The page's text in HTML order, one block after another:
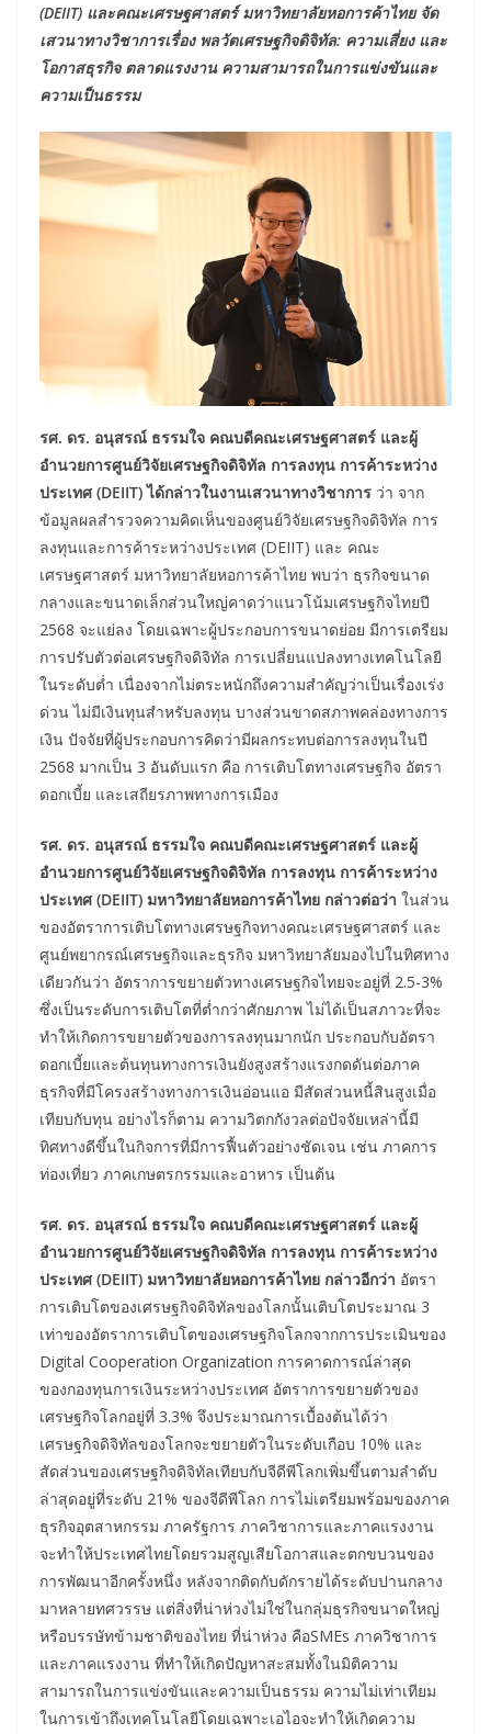
(DEIIT) และคณะเศรษฐศาสตร์ มหาวิทยาลัยหอการค้าไทย จัด
เสวนาทางวิชาการเรื่อง พลวัตเศรษฐกิจดิจิทัล: ความเสี่ยง และ
โอกาสธุรกิจ ตลาดแรงงาน ความสามารถในการแข่งขันและ
ความเป็นธรรม
รศ. ดร. อนุสรณ์ ธรรมใจ คณบดีคณะเศรษฐศาสตร์ และผู้
อำนวยการศูนย์วิจัยเศรษฐกิจดิจิทัล การลงทุน การค้าระหว่าง
ประเทศ (DEIIT) ได้กล่าวในงานเสวนาทางวิชาการ ว่า จาก
ข้อมูลผลสำรวจความคิดเห็นของศูนย์วิจัยเศรษฐกิจดิจิทัล การ
ลงทุนและการค้าระหว่างประเทศ (DEIIT) และ คณะ
เศรษฐศาสตร์ มหาวิทยาลัยหอการค้าไทย พบว่า ธุรกิจขนาด
กลางและขนาดเล็กส่วนใหญ่คาดว่าแนวโน้มเศรษฐกิจไทยปี
2568 จะแย่ลง โดยเฉพาะผู้ประกอบการขนาดย่อย มีการเตรียม
การปรับตัวต่อเศรษฐกิจดิจิทัล การเปลี่ยนแปลงทางเทคโนโลยี
ในระดับต่ำ เนื่องจากไม่ตระหนักถึงความสำคัญว่าเป็นเรื่องเร่ง
ด่วน ไม่มีเงินทุนสำหรับลงทุน บางส่วนขาดสภาพคล่องทางการ
เงิน ปัจจัยที่ผู้ประกอบการคิดว่ามีผลกระทบต่อการลงทุนในปี
2568 มากเป็น 3 อันดับแรก คือ การเติบโตทางเศรษฐกิจ อัตรา
ดอกเบี้ย และเสถียรภาพทางการเมือง
รศ. ดร. อนุสรณ์ ธรรมใจ คณบดีคณะเศรษฐศาสตร์ และผู้
อำนวยการศูนย์วิจัยเศรษฐกิจดิจิทัล การลงทุน การค้าระหว่าง
ประเทศ (DEIIT) มหาวิทยาลัยหอการค้าไทย กล่าวต่อว่า ในส่วน
ของอัตราการเติบโตทางเศรษฐกิจทางคณะเศรษฐศาสตร์ และ
ศูนย์พยากรณ์เศรษฐกิจและธุรกิจ มหาวิทยาลัยมองไปในทิศทาง
เดียวกันว่า อัตราการขยายตัวทางเศรษฐกิจไทยจะอยู่ที่ 2.5-3%
ซึ่งเป็นระดับการเติบโตที่ต่ำกว่าศักยภาพ ไม่ได้เป็นสภาวะที่จะ
ทำให้เกิดการขยายตัวของการลงทุนมากนัก ประกอบกับอัตรา
ดอกเบี้ยและต้นทุนทางการเงินยังสูงสร้างแรงกดดันต่อภาค
ธุรกิจที่มีโครงสร้างทางการเงินอ่อนแอ มีสัดส่วนหนี้สินสูงเมื่อ
เทียบกับทุน อย่างไรก็ตาม ความวิตกกังวลต่อปัจจัยเหล่านี้มี
ทิศทางดีขึ้นในกิจการที่มีการฟื้นตัวอย่างชัดเจน เช่น ภาคการ
ท่องเที่ยว ภาคเกษตรกรรมและอาหาร เป็นต้น
รศ. ดร. อนุสรณ์ ธรรมใจ คณบดีคณะเศรษฐศาสตร์ และผู้
อำนวยการศูนย์วิจัยเศรษฐกิจดิจิทัล การลงทุน การค้าระหว่าง
ประเทศ (DEIIT) มหาวิทยาลัยหอการค้าไทย กล่าวอีกว่า อัตรา
การเติบโตของเศรษฐกิจดิจิทัลของโลกนั้นเติบโตประมาณ 3
เท่าของอัตราการเติบโตของเศรษฐกิจโลกจากการประเมินของ
Digital Cooperation Organization การคาดการณ์ล่าสุด
ของกองทุนการเงินระหว่างประเทศ อัตราการขยายตัวของ
เศรษฐกิจโลกอยู่ที่ 3.3% จึงประมาณการเบื้องต้นได้ว่า
เศรษฐกิจดิจิทัลของโลกจะขยายตัวในระดับเกือบ 10% และ
สัดส่วนของเศรษฐกิจดิจิทัลเทียบกับจีดีพีโลกเพิ่มขึ้นตามลำดับ
ล่าสุดอยู่ที่ระดับ 21% ของจีดีพีโลก การไม่เตรียมพร้อมของภาค
ธุรกิจอุตสาหกรรม ภาครัฐการ ภาควิชาการและภาคแรงงาน
จะทำให้ประเทศไทยโดยรวมสูญเสียโอกาสและตกขบวนของ
การพัฒนาอีกครั้งหนึ่ง หลังจากติดกับดักรายได้ระดับปานกลาง
มาหลายทศวรรษ แต่สิ่งที่น่าห่วงไม่ใช่ในกลุ่มธุรกิจขนาดใหญ่
หรือบรรษัทข้ามชาติของไทย ที่น่าห่วง คือSMEs ภาควิชาการ
และภาคแรงงาน ที่ทำให้เกิดปัญหาสะสมทั้งในมิติความ
สามารถในการแข่งขันและความเป็นธรรม ความไม่เท่าเทียม
ในการเข้าถึงเทคโนโลยีโดยเฉพาะเอไอจะทำให้เกิดความ